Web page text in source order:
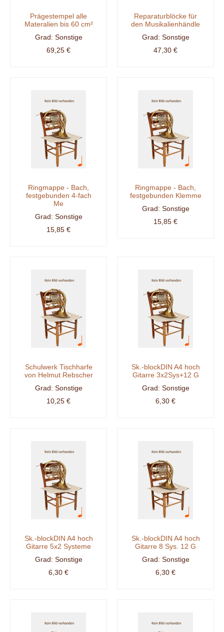
Prägestempel alle
Materalien bis 60 cm²
Sonstige
69,25 €
Reparaturblöcke für
den Musikalienhändle
Sonstige
47,30 €
Ringmappe - Bach,
festgebunden 4-fach
Me
Sonstige
15,85 €
Ringmappe - Bach,
festgebunden Klemme
Sonstige
15,85 €
Schulwerk Tischharfe
von Helmut Rebscher
Sonstige
10,25 €
Sk.-blockDIN A4 hoch
Gitarre 3x2Sys+12 G
Sonstige
6,30 €
Sk.-blockDIN A4 hoch
Gitarre 5x2 Systeme
Sonstige
6,30 €
Sk.-blockDIN A4 hoch
Gitarre 8 Sys. 12 G
Sonstige
6,30 €